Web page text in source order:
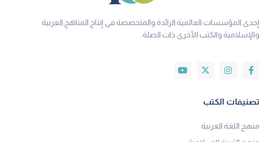
إحدى المؤسسات العالمية الرائدة والمتخصصة في إنتاج المناهج العربية
والإسلامية والكتب الأخرى ذات الصلة.
تصنيفات الكتب
منهج اللغة العربية